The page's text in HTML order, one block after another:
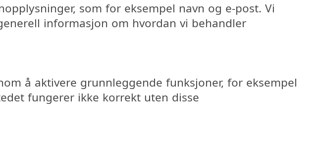
som for eksempel navn og e-post. Vi
informasjon om hvordan vi behandler
å aktivere grunnleggende funksjoner, for eksempel
fungerer ikke korrekt uten disse